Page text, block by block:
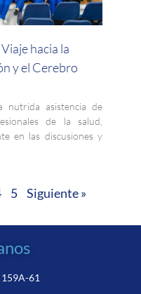
hacia la
y el Cerebro
nutrida asistencia de
de la salud,
en las discusiones y
5 Siguiente »
61